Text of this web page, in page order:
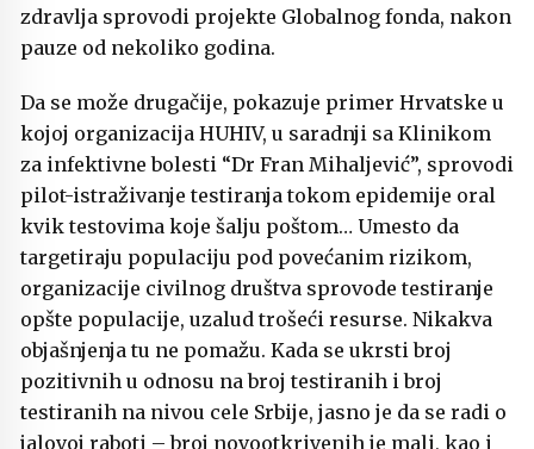
zdravlja sprovodi projekte Globalnog fonda, nakon
pauze od nekoliko godina.
Da se može drugačije, pokazuje primer Hrvatske u
kojoj organizacija HUHIV, u saradnji sa Klinikom
za infektivne bolesti “Dr Fran Mihaljević”, sprovodi
pilot-istraživanje testiranja tokom epidemije oral
kvik testovima koje šalju poštom… Umesto da
targetiraju populaciju pod povećanim rizikom,
organizacije civilnog društva sprovode testiranje
opšte populacije, uzalud trošeći resurse. Nikakva
objašnjenja tu ne pomažu. Kada se ukrsti broj
pozitivnih u odnosu na broj testiranih i broj
testiranih na nivou cele Srbije, jasno je da se radi o
jalovoj raboti – broj novootkrivenih je mali, kao i